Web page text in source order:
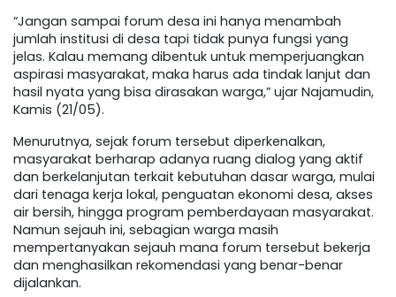
“Jangan sampai forum desa ini hanya menambah
jumlah institusi di desa tapi tidak punya fungsi yang
jelas. Kalau memang dibentuk untuk memperjuangkan
aspirasi masyarakat, maka harus ada tindak lanjut dan
hasil nyata yang bisa dirasakan warga,” ujar Najamudin,
Kamis (21/05).
Menurutnya, sejak forum tersebut diperkenalkan,
masyarakat berharap adanya ruang dialog yang aktif
dan berkelanjutan terkait kebutuhan dasar warga, mulai
dari tenaga kerja lokal, penguatan ekonomi desa, akses
air bersih, hingga program pemberdayaan masyarakat.
Namun sejauh ini, sebagian warga masih
mempertanyakan sejauh mana forum tersebut bekerja
dan menghasilkan rekomendasi yang benar-benar
dijalankan.